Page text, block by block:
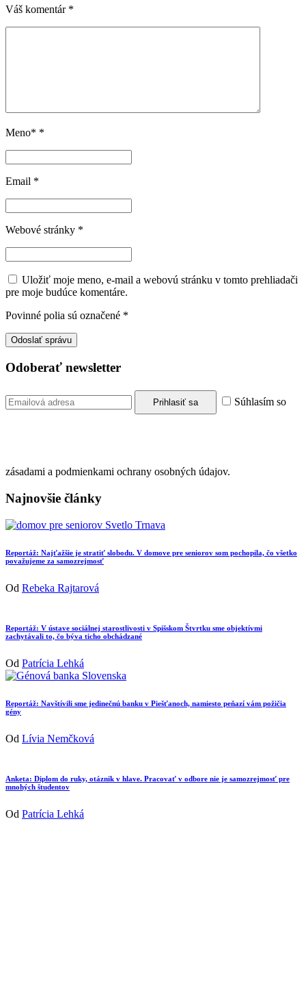
Váš komentár *
Meno* *
Email *
Webové stránky *
Uložiť moje meno, e-mail a webovú stránku v tomto prehliadači
pre moje budúce komentáre.
Povinné polia sú označené *
Odoberať newsletter
Súhlasím so
zásadami a podmienkami ochrany osobných údajov.
Najnovšie články
Reportáž: Najťažšie je stratiť slobodu. V domove pre seniorov som pochopila, čo všetko
považujeme za samozrejmosť
Od Rebeka Rajtarová
Reportáž: V ústave sociálnej starostlivosti v Spišskom Štvrtku sme objektívmi
zachytávali to, čo býva ticho obchádzané
Od Patrícia Lehká
Reportáž: Navštívili sme jedinečnú banku v Piešťanoch, namiesto peňazí vám požičia
gény
Od Lívia Nemčková
Anketa: Diplom do ruky, otáznik v hlave. Pracovať v odbore nie je samozrejmosť pre
mnohých študentov
Od Patrícia Lehká